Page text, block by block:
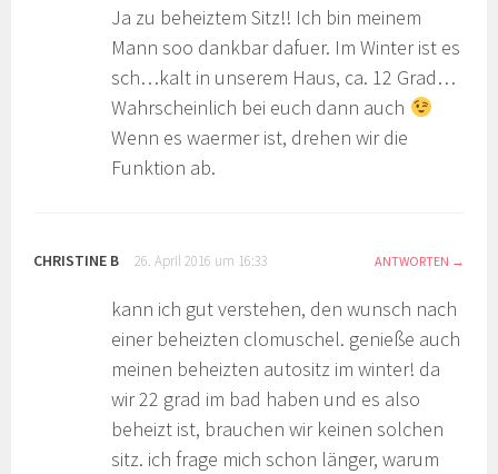
Ja zu beheiztem Sitz!! Ich bin meinem
Mann soo dankbar dafuer. Im Winter ist es
sch…kalt in unserem Haus, ca. 12 Grad…
Wahrscheinlich bei euch dann auch
Wenn es waermer ist, drehen wir die
Funktion ab.
CHRISTINE B 26. April 2016 um 16:33 ANTWORTEN
kann ich gut verstehen, den wunsch nach
einer beheizten clomuschel. genieße auch
meinen beheizten autositz im winter! da
wir 22 grad im bad haben und es also
beheizt ist, brauchen wir keinen solchen
sitz. ich frage mich schon länger, warum